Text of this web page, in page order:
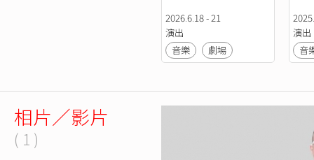
2026.6.18 - 21
演出
音樂
劇場
演出
音
相片／影片
( 1 )